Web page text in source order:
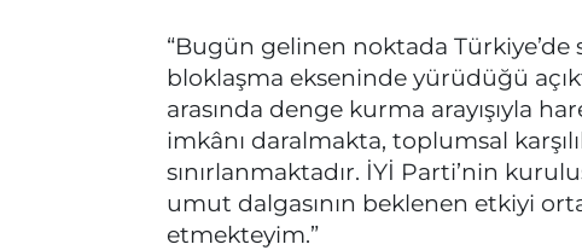
“Bugün gelinen noktada
bloklaşma ekseninde yürüdüğü
arasında denge kurma arayışıyla
imkânı daralmakta, toplumsal
sınırlanmaktadır. İYİ Parti’nin
umut dalgasının beklenen etkiyi
etmekteyim.”